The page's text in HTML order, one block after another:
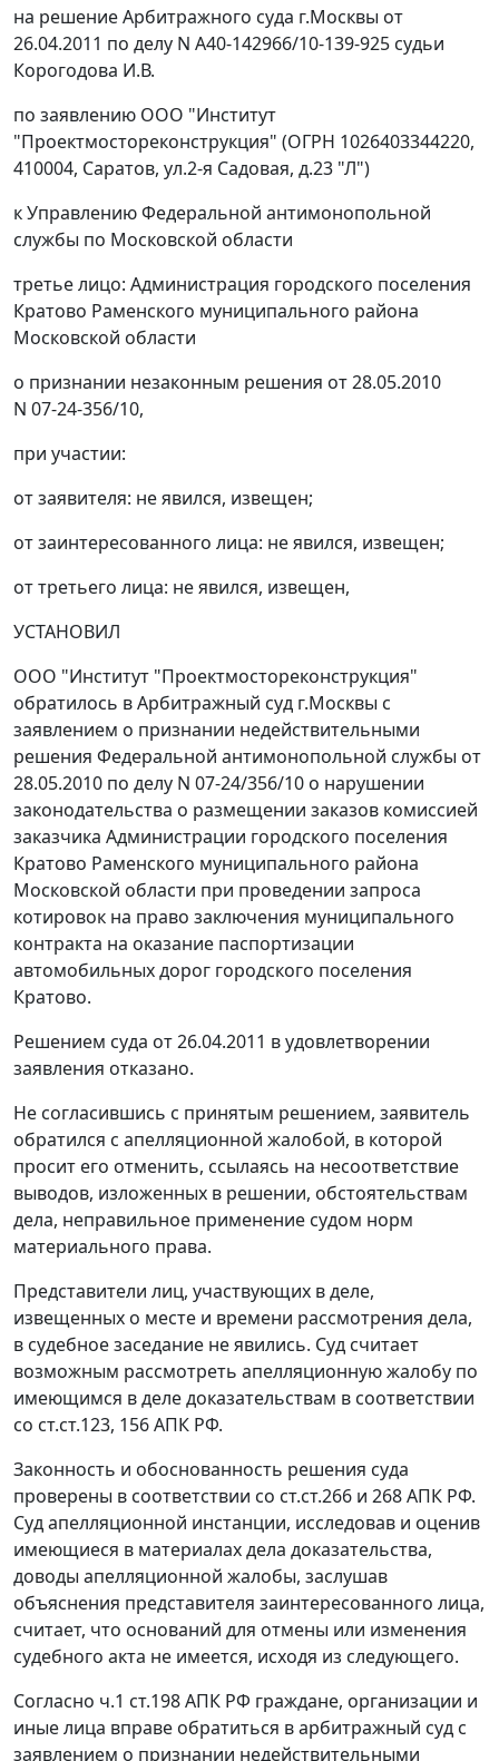
на решение Арбитражного суда г.Москвы от
26.04.2011 по делу N А40-142966/10-139-925 судьи
Корогодова И.В.
по заявлению ООО "Институт
"Проектмостореконструкция" (ОГРН 1026403344220,
410004, Саратов, ул.2-я Садовая, д.23 "Л")
к Управлению Федеральной антимонопольной
службы по Московской области
третье лицо: Администрация городского поселения
Кратово Раменского муниципального района
Московской области
о признании незаконным решения от 28.05.2010
N 07-24-356/10,
при участии:
от заявителя: не явился, извещен;
от заинтересованного лица: не явился, извещен;
от третьего лица: не явился, извещен,
УСТАНОВИЛ
ООО "Институт "Проектмостореконструкция"
обратилось в Арбитражный суд г.Москвы с
заявлением о признании недействительными
решения Федеральной антимонопольной службы от
28.05.2010 по делу N 07-24/356/10 о нарушении
законодательства о размещении заказов комиссией
заказчика Администрации городского поселения
Кратово Раменского муниципального района
Московской области при проведении запроса
котировок на право заключения муниципального
контракта на оказание паспортизации
автомобильных дорог городского поселения
Кратово.
Решением суда от 26.04.2011 в удовлетворении
заявления отказано.
Не согласившись с принятым решением, заявитель
обратился с апелляционной жалобой, в которой
просит его отменить, ссылаясь на несоответствие
выводов, изложенных в решении, обстоятельствам
дела, неправильное применение судом норм
материального права.
Представители лиц, участвующих в деле,
извещенных о месте и времени рассмотрения дела,
в судебное заседание не явились. Суд считает
возможным рассмотреть апелляционную жалобу по
имеющимся в деле доказательствам в соответствии
со ст.ст.123, 156АПК РФ.
Законность и обоснованность решения суда
проверены в соответствии со ст.ст.266 и 268АПК РФ.
Суд апелляционной инстанции, исследовав и оценив
имеющиеся в материалах дела доказательства,
доводы апелляционной жалобы, заслушав
объяснения представителя заинтересованного лица,
считает, что оснований для отмены или изменения
судебного акта не имеется, исходя из следующего.
Согласно ч.1 ст.198АПК РФ граждане, организации и
иные лица вправе обратиться в арбитражный суд с
заявлением о признании недействительными